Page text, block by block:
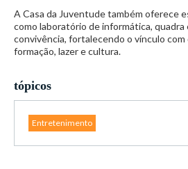
A Casa da Juventude também oferece
como laboratório de informática,
convivência, fortalecendo o vínculo
formação, lazer e cultura.
tópicos
Entretenimento